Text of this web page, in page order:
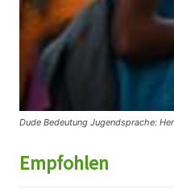
Dude Bedeutung Jugendsprache:
Empfohlen